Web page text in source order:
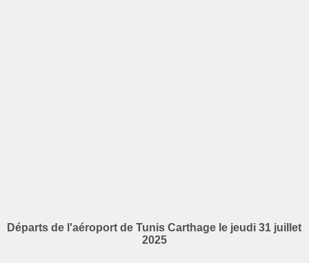
Départs de l'aéroport de Tunis Carthage le jeudi 31 juillet
2025